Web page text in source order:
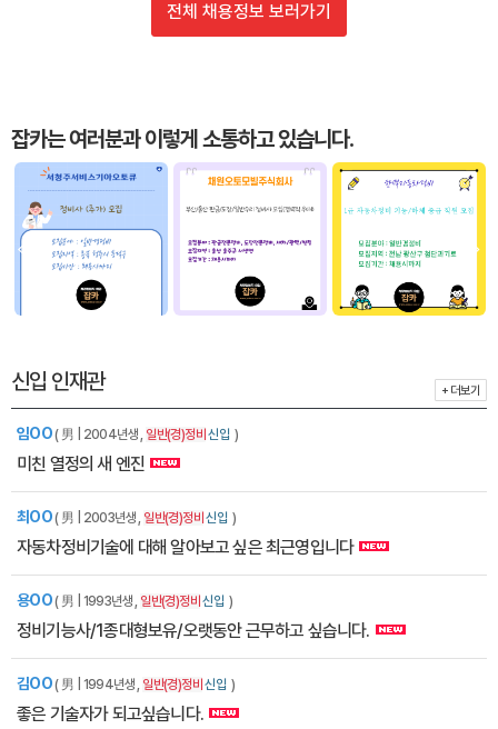
전체 채용정보 보러가기
잡카는 여러분과 이렇게 소통하고 있습니다.
신입 인재관 + 더보기
임OO( 男 | 2004년생 , 일반(경)정비 신입 )
미친 열정의 새 엔진
최OO( 男 | 2003년생 , 일반(경)정비 신입 )
자동차정비기술에 대해 알아보고 싶은 최근영입니다
용OO( 男 | 1993년생 , 일반(경)정비 신입 )
정비기능사/1종대형보유/오랫동안 근무하고 싶습니다.
김OO( 男 | 1994년생 , 일반(경)정비 신입 )
좋은 기술자가 되고싶습니다.